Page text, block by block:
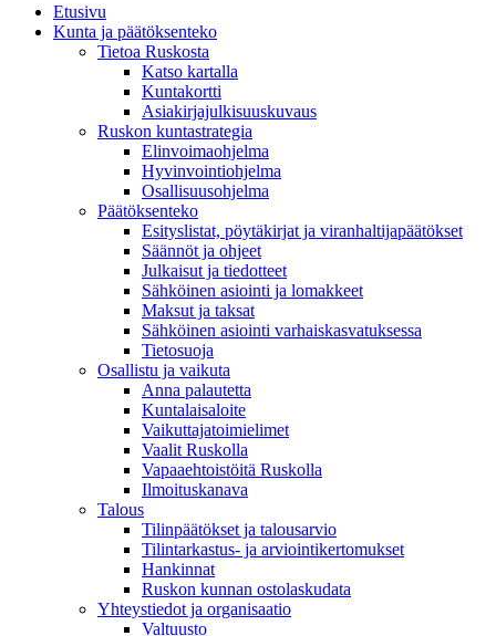
Etusivu
Kunta ja päätöksenteko
Tietoa Ruskosta
Katso kartalla
Kuntakortti
Asiakirjajulkisuuskuvaus
Ruskon kuntastrategia
Elinvoimaohjelma
Hyvinvointiohjelma
Osallisuusohjelma
Päätöksenteko
Esityslistat, pöytäkirjat ja viranhaltijapäätökset
Säännöt ja ohjeet
Julkaisut ja tiedotteet
Sähköinen asiointi ja lomakkeet
Maksut ja taksat
Sähköinen asiointi varhaiskasvatuksessa
Tietosuoja
Osallistu ja vaikuta
Anna palautetta
Kuntalaisaloite
Vaikuttajatoimielimet
Vaalit Ruskolla
Vapaaehtoistöitä Ruskolla
Ilmoituskanava
Talous
Tilinpäätökset ja talousarvio
Tilintarkastus- ja arviointikertomukset
Hankinnat
Ruskon kunnan ostolaskudata
Yhteystiedot ja organisaatio
Valtuusto